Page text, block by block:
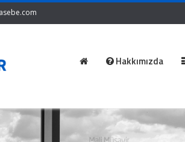
Hakkımızda